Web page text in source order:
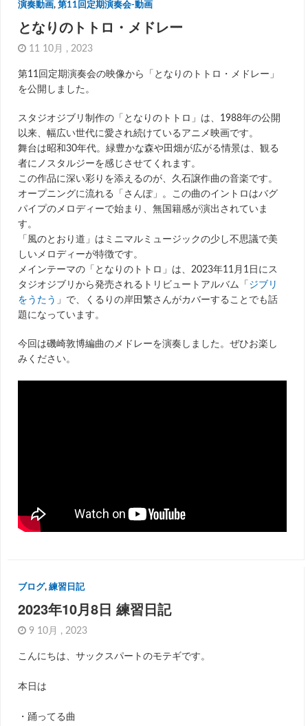
演奏動画, 第11回定期演奏会-動画
となりのトトロ・メドレー
11 10月 , 2023
第11回定期演奏会の映像から「となりのトトロ・メドレー」
を公開しました。
スタジオジブリ制作の「となりのトトロ」は、1988年の公開
以来、幅広い世代に愛され続けているアニメ映画です。
舞台は昭和30年代。緑豊かな森や田畑が広がる情景は、観る
者にノスタルジーを感じさせてくれます。
この作品に深い彩りを添えるのが、久石譲作曲の音楽です。
オープニングに流れる「さんぽ」。この曲のイントロはバグ
パイプのメロディーで始まり、無国籍感が演出されていま
す。
「風のとおり道」はミニマルミュージックの少し不思議で美
しいメロディーが特徴です。
メインテーマの「となりのトトロ」は、2023年11月1日にス
タジオジブリから発売されるトリビュートアルバム「 ジブリ
をうたう 」で、くるりの岸田繁さんがカバーすることでも話
題になっています。
今回は磯崎敦博編曲のメドレーを演奏しました。ぜひお楽し
みください。
ブログ, 練習日記
2023年10月8日 練習日記
9 10月 , 2023
こんにちは、サックスパートのモテギです。
本日は
・踊ってる曲